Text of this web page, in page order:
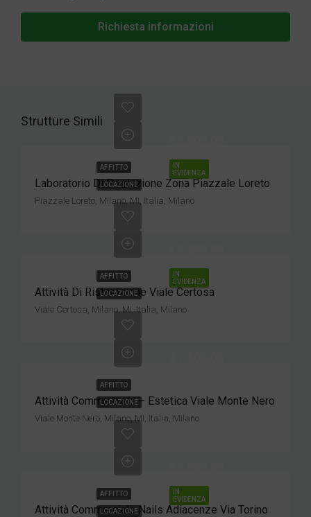
Richiesta informazioni
Strutture Simili
IN
EVIDENZA
AFFITTO
LOCAZIONE
Laboratorio Di Produzione Zona Piazzale Loreto
Piazzale Loreto, Milano, MI, Italia, Milano
IN
EVIDENZA
AFFITTO
LOCAZIONE
Attività Di Ristorazione Viale Certosa
Viale Certosa, Milano, MI, Italia, Milano
AFFITTO
LOCAZIONE
Attività Commerciale – Estetica Viale Monte Nero
Viale Monte Nero, Milano, MI, Italia, Milano
IN
EVIDENZA
AFFITTO
LOCAZIONE
Attività Commerciale Nails Adiacenze Via Torino